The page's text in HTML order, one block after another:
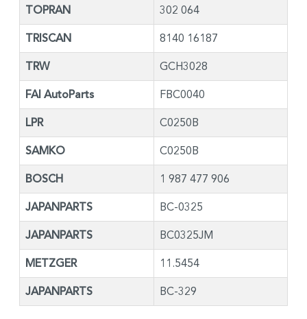
TOPRAN 302 064
TRISCAN 8140 16187
TRW GCH3028
FAI AutoParts FBC0040
LPR C0250B
SAMKO C0250B
BOSCH 1 987 477 906
JAPANPARTS BC-0325
JAPANPARTS BC0325JM
METZGER 11.5454
JAPANPARTS BC-329